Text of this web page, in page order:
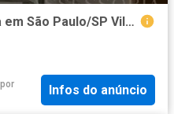
Casa / Sobrado para Venda em São Paulo/SP Vila Brasilina 1 Quartos
por
Infos do anúncio